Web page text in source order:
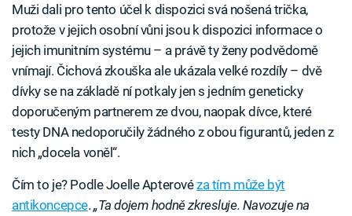
Muži dali pro tento účel k dispozici svá nošená trička,
protože v jejich osobní vůni jsou k dispozici informace o
jejich imunitním systému – a právě ty ženy podvědomě
vnímají. Čichová zkouška ale ukázala velké rozdíly – dvě
dívky se na základě ní potkaly jen s jedním geneticky
doporučeným partnerem ze dvou, naopak dívce, které
testy DNA nedoporučily žádného z obou figurantů, jeden z
nich „docela voněl“.
Čím to je? Podle Joelle Apterovéza tím může být
antikoncepce.„Ta dojem hodně zkresluje. Navozuje na